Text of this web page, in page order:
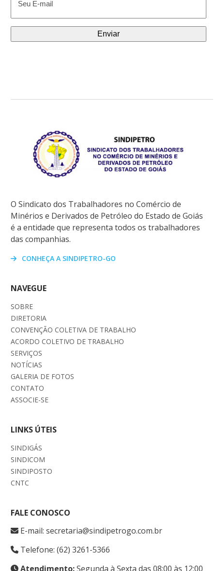
mail
(obrigatório)
O Sindicato dos Trabalhadores no Comércio de
Minérios e Derivados de Petróleo do Estado de Goiás
é a entidade que representa todos os trabalhadores
das companhias.
CONHEÇA A SINDIPETRO-GO
NAVEGUE
SOBRE
DIRETORIA
CONVENÇÃO COLETIVA DE TRABALHO
ACORDO COLETIVO DE TRABALHO
SERVIÇOS
NOTÍCIAS
GALERIA DE FOTOS
CONTATO
ASSOCIE-SE
LINKS ÚTEIS
SINDIGÁS
SINDICOM
SINDIPOSTO
CNTC
FALE CONOSCO
E-mail: secretaria@sindipetrogo.com.br
Telefone: (62) 3261-5366
Atendimento:Segunda à Sexta das 08:00 às 12:00